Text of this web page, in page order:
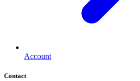
Account
Contact